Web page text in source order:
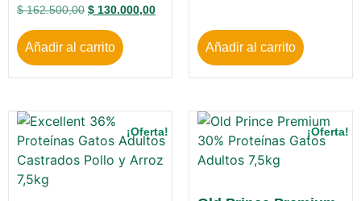
$162.500,00 $ 130.000,00
Añadir al carrito Añadir al carrito
¡Oferta! ¡Oferta!